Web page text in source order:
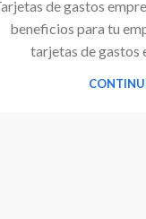
de gastos
beneficios para tu
tarjetas de gastos